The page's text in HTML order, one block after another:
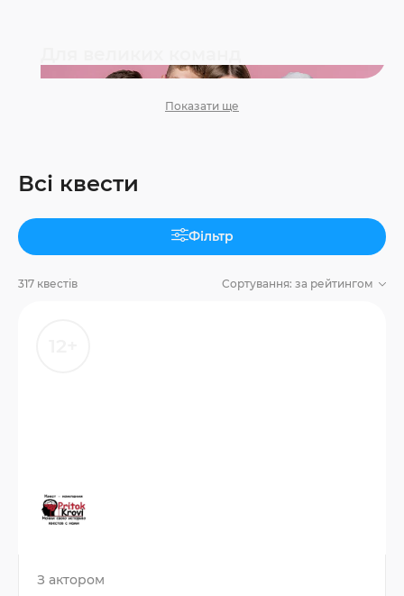
Показати ще
Всі квести
Фільтр
317 квестів Сортування: за рейтингом
З актором